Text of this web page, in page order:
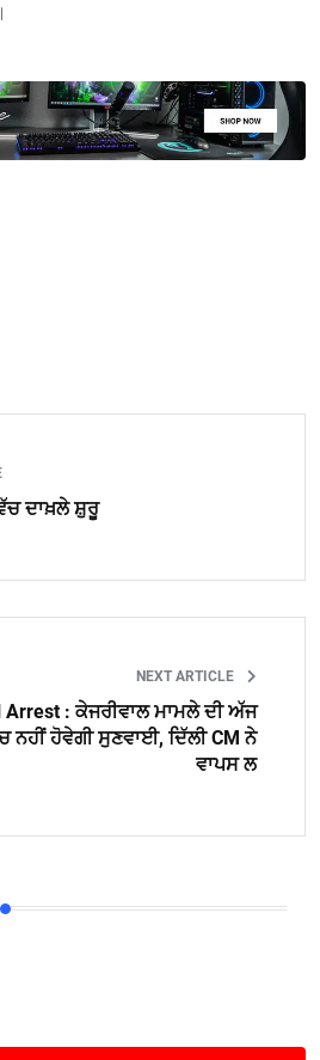
ਦਾਖ਼ਲੇ ਸ਼ੁਰੂ
NEXT ARTICLE
Arrest : ਕੇਜਰੀਵਾਲ ਮਾਮਲੇ ਦੀ ਅੱਜ
ਨਹੀਂ ਹੋਵੇਗੀ ਸੁਣਵਾਈ, ਦਿੱਲੀ CM ਨੇ
ਵਾਪਸ ਲ